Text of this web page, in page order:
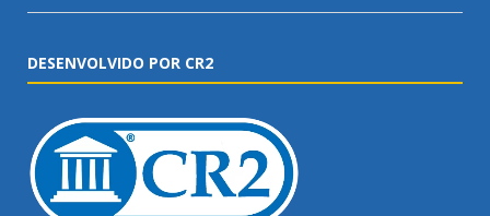
DESENVOLVIDO POR CR2